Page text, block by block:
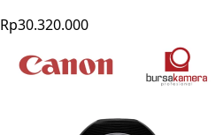
Rp30.320.000